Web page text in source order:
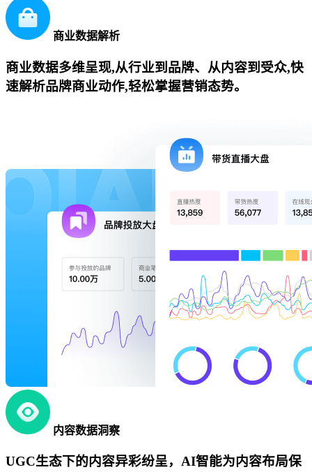
商业数据解析
商业数据多维呈现,从行业到品牌、从内容到受众,快
速解析品牌商业动作,轻松掌握营销态势。
内容数据洞察
UGC生态下的内容异彩纷呈，AI智能为内容布局保